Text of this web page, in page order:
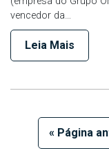
vencedor da…
Leia Mais
« Página